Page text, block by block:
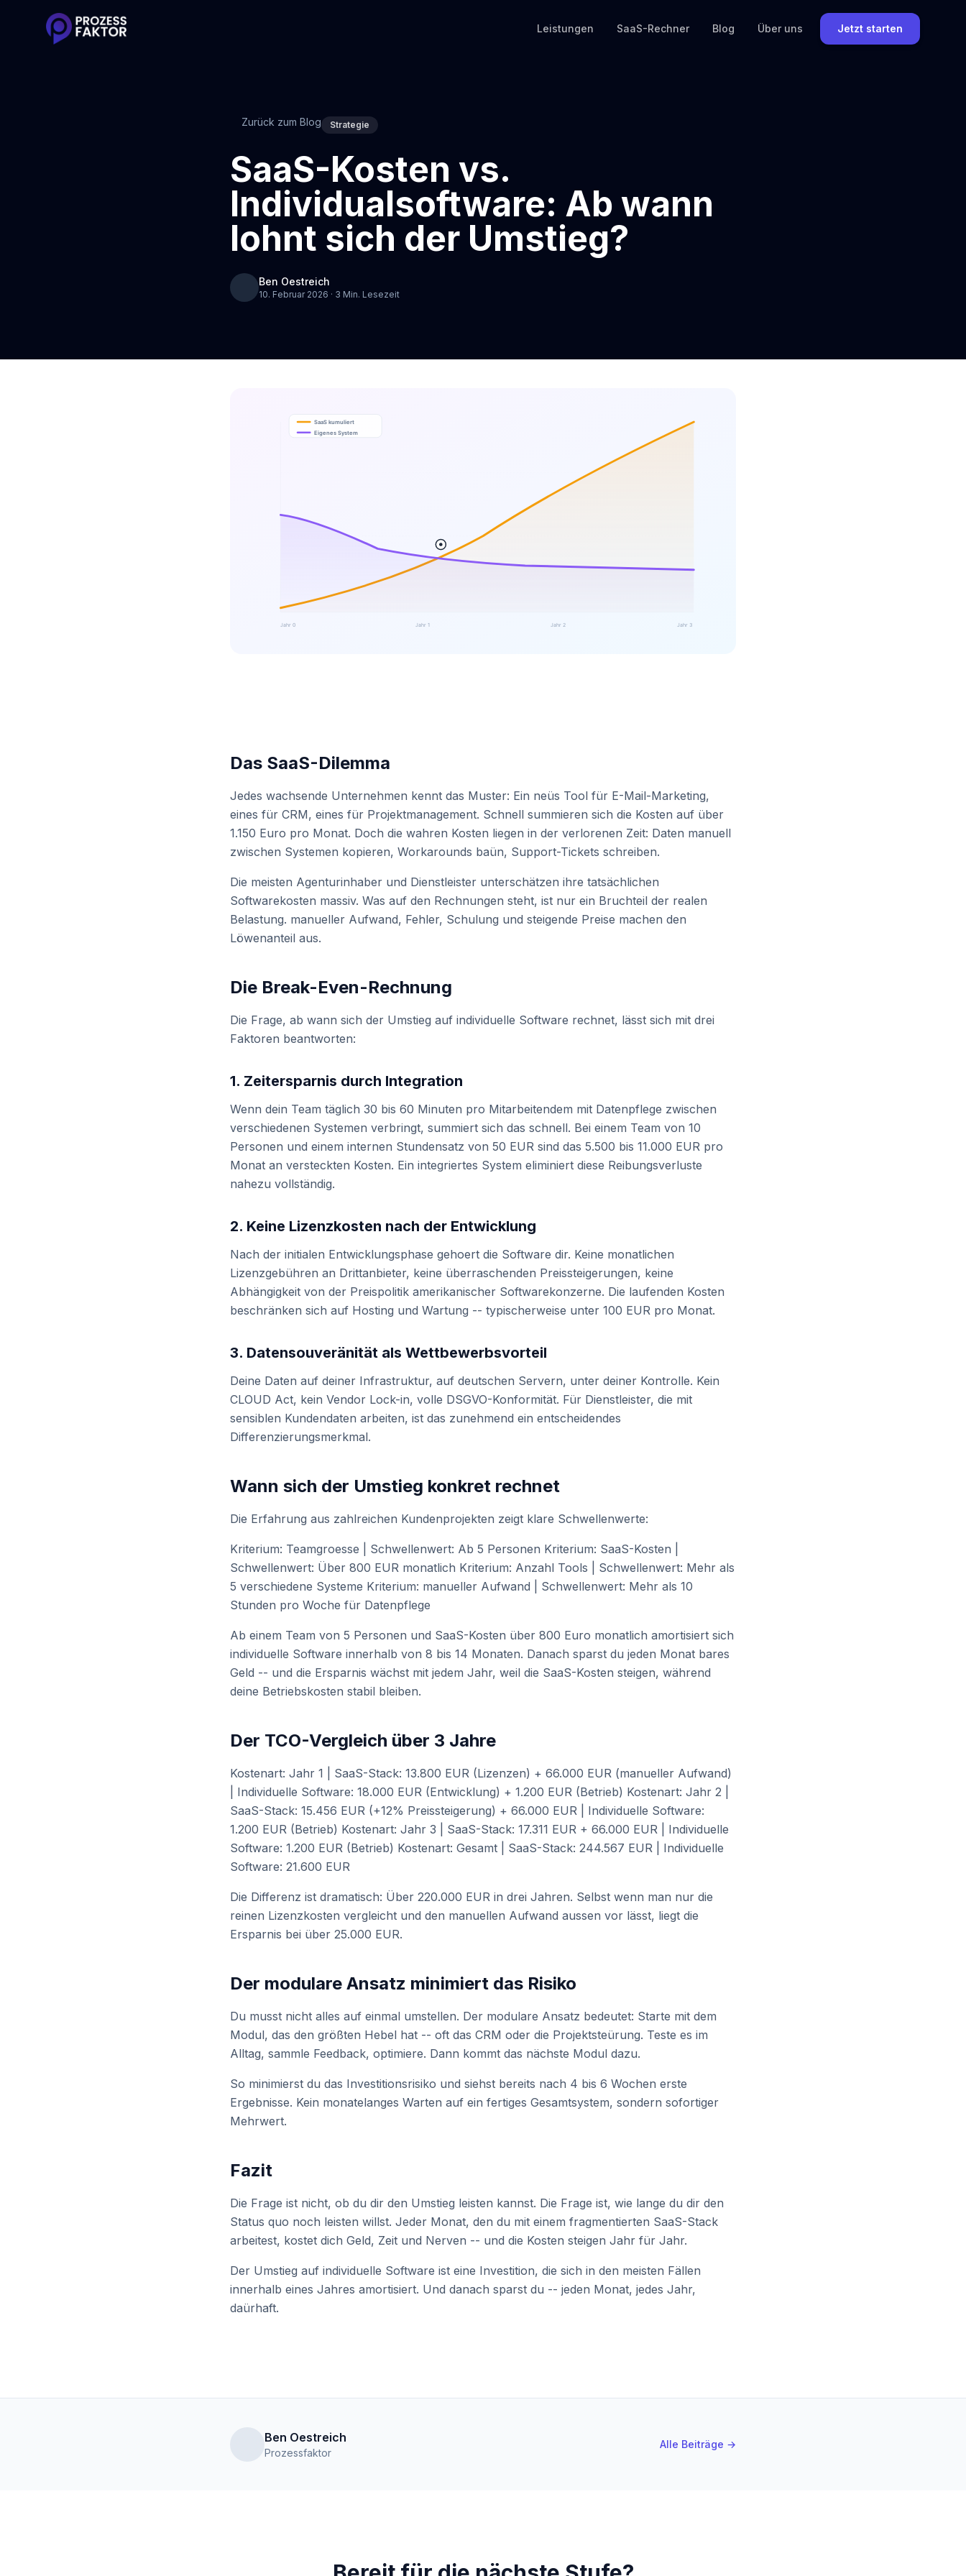
Leistungen SaaS-Rechner Blog Über uns Jetzt starten
Zurück zum Blog Strategie
SaaS-Kosten vs.
Individualsoftware: Ab wann
lohnt sich der Umstieg?
Ben Oestreich
10. Februar 2026 · 3 Min. Lesezeit
Das SaaS-Dilemma
Jedes wachsende Unternehmen kennt das Muster: Ein neüs Tool für E-Mail-Marketing,
eines für CRM, eines für Projektmanagement. Schnell summieren sich die Kosten auf über
1.150 Euro pro Monat. Doch die wahren Kosten liegen in der verlorenen Zeit: Daten manuell
zwischen Systemen kopieren, Workarounds baün, Support-Tickets schreiben.
Die meisten Agenturinhaber und Dienstleister unterschätzen ihre tatsächlichen
Softwarekosten massiv. Was auf den Rechnungen steht, ist nur ein Bruchteil der realen
Belastung. manueller Aufwand, Fehler, Schulung und steigende Preise machen den
Löwenanteil aus.
Die Break-Even-Rechnung
Die Frage, ab wann sich der Umstieg auf individuelle Software rechnet, lässt sich mit drei
Faktoren beantworten:
1. Zeitersparnis durch Integration
Wenn dein Team täglich 30 bis 60 Minuten pro Mitarbeitendem mit Datenpflege zwischen
verschiedenen Systemen verbringt, summiert sich das schnell. Bei einem Team von 10
Personen und einem internen Stundensatz von 50 EUR sind das 5.500 bis 11.000 EUR pro
Monat an versteckten Kosten. Ein integriertes System eliminiert diese Reibungsverluste
nahezu vollständig.
2. Keine Lizenzkosten nach der Entwicklung
Nach der initialen Entwicklungsphase gehoert die Software dir. Keine monatlichen
Lizenzgebühren an Drittanbieter, keine überraschenden Preissteigerungen, keine
Abhängigkeit von der Preispolitik amerikanischer Softwarekonzerne. Die laufenden Kosten
beschränken sich auf Hosting und Wartung -- typischerweise unter 100 EUR pro Monat.
3. Datensouveränität als Wettbewerbsvorteil
Deine Daten auf deiner Infrastruktur, auf deutschen Servern, unter deiner Kontrolle. Kein
CLOUD Act, kein Vendor Lock-in, volle DSGVO-Konformität. Für Dienstleister, die mit
sensiblen Kundendaten arbeiten, ist das zunehmend ein entscheidendes
Differenzierungsmerkmal.
Wann sich der Umstieg konkret rechnet
Die Erfahrung aus zahlreichen Kundenprojekten zeigt klare Schwellenwerte:
Kriterium: Teamgroesse | Schwellenwert: Ab 5 Personen Kriterium: SaaS-Kosten |
Schwellenwert: Über 800 EUR monatlich Kriterium: Anzahl Tools | Schwellenwert: Mehr als
5 verschiedene Systeme Kriterium: manueller Aufwand | Schwellenwert: Mehr als 10
Stunden pro Woche für Datenpflege
Ab einem Team von 5 Personen und SaaS-Kosten über 800 Euro monatlich amortisiert sich
individuelle Software innerhalb von 8 bis 14 Monaten. Danach sparst du jeden Monat bares
Geld -- und die Ersparnis wächst mit jedem Jahr, weil die SaaS-Kosten steigen, während
deine Betriebskosten stabil bleiben.
Der TCO-Vergleich über 3 Jahre
Kostenart: Jahr 1 | SaaS-Stack: 13.800 EUR (Lizenzen) + 66.000 EUR (manueller Aufwand)
| Individuelle Software: 18.000 EUR (Entwicklung) + 1.200 EUR (Betrieb) Kostenart: Jahr 2 |
SaaS-Stack: 15.456 EUR (+12% Preissteigerung) + 66.000 EUR | Individuelle Software:
1.200 EUR (Betrieb) Kostenart: Jahr 3 | SaaS-Stack: 17.311 EUR + 66.000 EUR | Individuelle
Software: 1.200 EUR (Betrieb) Kostenart: Gesamt | SaaS-Stack: 244.567 EUR | Individuelle
Software: 21.600 EUR
Die Differenz ist dramatisch: Über 220.000 EUR in drei Jahren. Selbst wenn man nur die
reinen Lizenzkosten vergleicht und den manuellen Aufwand aussen vor lässt, liegt die
Ersparnis bei über 25.000 EUR.
Der modulare Ansatz minimiert das Risiko
Du musst nicht alles auf einmal umstellen. Der modulare Ansatz bedeutet: Starte mit dem
Modul, das den größten Hebel hat -- oft das CRM oder die Projektsteürung. Teste es im
Alltag, sammle Feedback, optimiere. Dann kommt das nächste Modul dazu.
So minimierst du das Investitionsrisiko und siehst bereits nach 4 bis 6 Wochen erste
Ergebnisse. Kein monatelanges Warten auf ein fertiges Gesamtsystem, sondern sofortiger
Mehrwert.
Fazit
Die Frage ist nicht, ob du dir den Umstieg leisten kannst. Die Frage ist, wie lange du dir den
Status quo noch leisten willst. Jeder Monat, den du mit einem fragmentierten SaaS-Stack
arbeitest, kostet dich Geld, Zeit und Nerven -- und die Kosten steigen Jahr für Jahr.
Der Umstieg auf individuelle Software ist eine Investition, die sich in den meisten Fällen
innerhalb eines Jahres amortisiert. Und danach sparst du -- jeden Monat, jedes Jahr,
daürhaft.
Ben Oestreich
Prozessfaktor
Alle Beiträge →